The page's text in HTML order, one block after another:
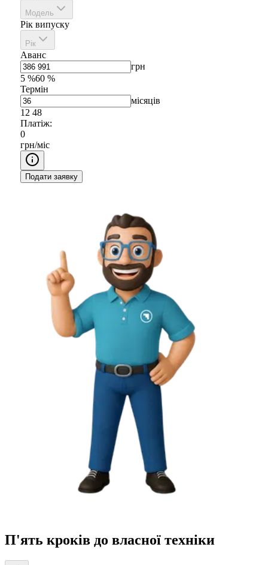
Модель
Рік випуску
Рік
Аванс
грн
5 %60 %
Термін
місяців
12 48
Платіж:
0
грн/міс
Подати заявку
П'ять кроків до власної техніки